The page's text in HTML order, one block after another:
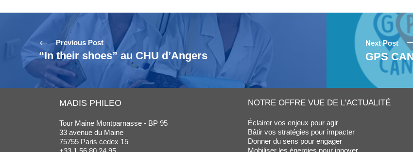
Previous Post
“In their shoes” au CHU d’Angers
Next Post
GPS
MADIS PHILEO
Tour Maine Montparnasse - BP 95
33 avenue du Maine
75755 Paris cedex 15
NOTRE OFFRE VUE DE L'ACTUALITÉ
Éclairer vos enjeux pour agir
Bâtir vos stratégies pour impacter
Donner du sens pour engager
Mobiliser les énergies pour innover